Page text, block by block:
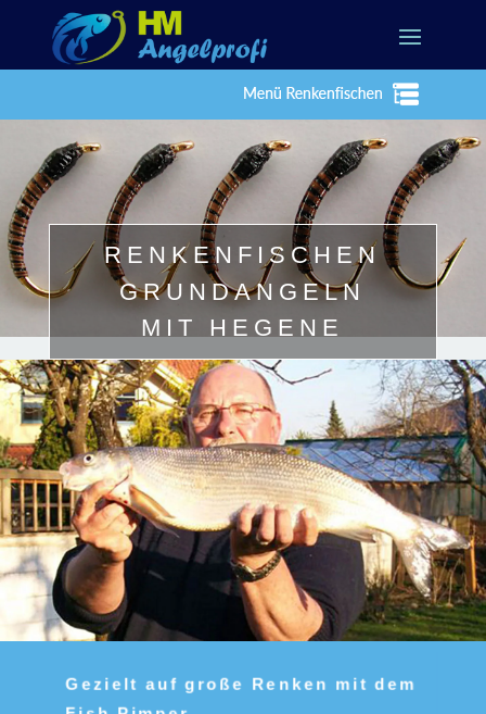
RENKENFISCHEN
GRUNDANGELN
MIT HEGENE
Gezielt auf große Renken mit dem